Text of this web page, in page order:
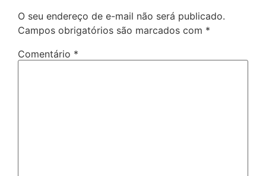
O seu endereço de e-mail não será publicado.
Campos obrigatórios são marcados com *
Comentário *